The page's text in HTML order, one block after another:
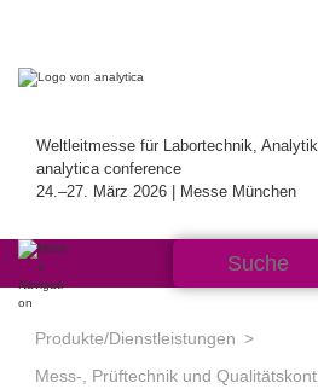
Weltleitmesse für Labortechnik,
analytica conference
24.–27. März 2026 | Messe München
Produkte/Dienstleistungen
Mess-, Prüftechnik und